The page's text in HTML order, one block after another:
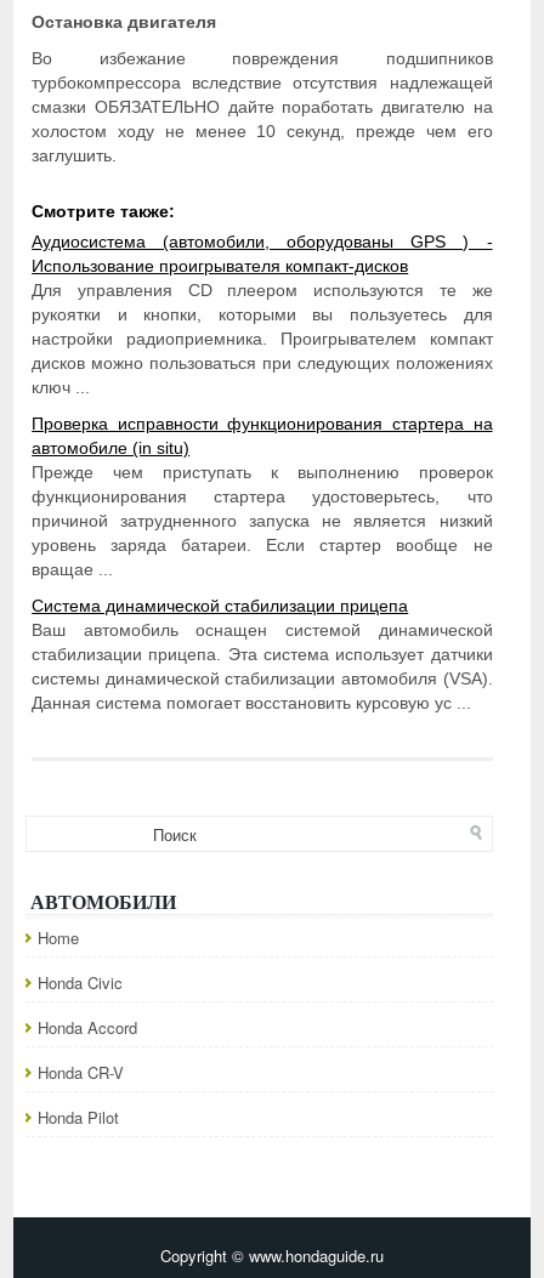
Остановка двигателя
Во избежание повреждения подшипников
турбокомпрессора вследствие отсутствия надлежащей
смазки ОБЯЗАТЕЛЬНО дайте поработать двигателю на
холостом ходу не менее 10 секунд, прежде чем его
заглушить.
Смотрите также:
Аудиосистема (автомобили, оборудованы GPS ) -
Использование проигрывателя компакт-дисков
Для управления CD плеером используются те же
рукоятки и кнопки, которыми вы пользуетесь для
настройки радиоприемника. Проигрывателем компакт
дисков можно пользоваться при следующих положениях
ключ ...
Проверка исправности функционирования стартера на
автомобиле (in situ)
Прежде чем приступать к выполнению проверок
функционирования стартера удостоверьтесь, что
причиной затрудненного запуска не является низкий
уровень заряда батареи. Если стартер вообще не
вращае ...
Система динамической стабилизации прицепа
Ваш автомобиль оснащен системой динамической
стабилизации прицепа. Эта система использует датчики
системы динамической стабилизации автомобиля (VSA).
Данная система помогает восстановить курсовую ус ...
АВТОМОБИЛИ
Home
Honda Civic
Honda Accord
Honda CR-V
Honda Pilot
Copyright © www.hondaguide.ru